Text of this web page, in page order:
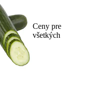
Ceny pre
všetkých